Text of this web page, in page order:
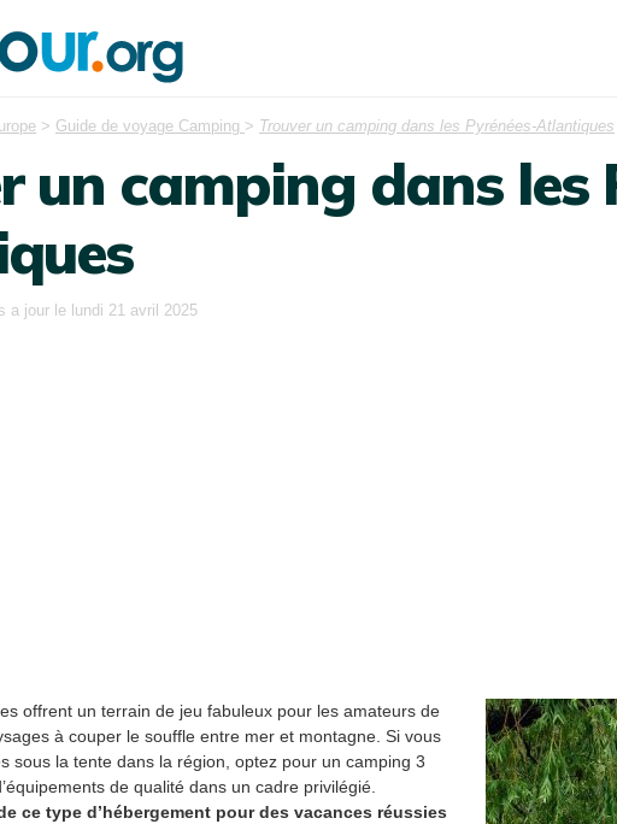
> Guide de voyage Camping > Trouver un camping dans les Pyrénées-Atlantiques
un camping dans les
a jour le lundi 21 avril 2025
offrent un terrain de jeu fabuleux pour les amateurs de
à couper le souffle entre mer et montagne. Si vous
sous la tente dans la région, optez pour un camping 3
de qualité dans un cadre privilégié.
ce type d’hébergement pour des vacances réussies